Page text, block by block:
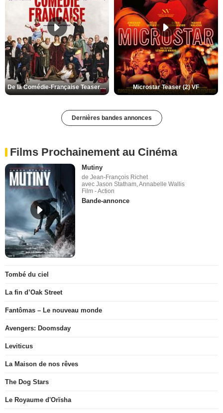
De la Comédie-Française Teaser (3) VF Microstar Teaser (2) VF
Dernières bandes annonces
Films Prochainement au Cinéma
Mutiny
de Jean-François Richet
avec Jason Statham, Annabelle Wallis
Film - Action
Bande-annonce
Tombé du ciel
La fin d’Oak Street
Fantômas – Le nouveau monde
Avengers: Doomsday
Leviticus
La Maison de nos rêves
The Dog Stars
Le Royaume d'Orïsha